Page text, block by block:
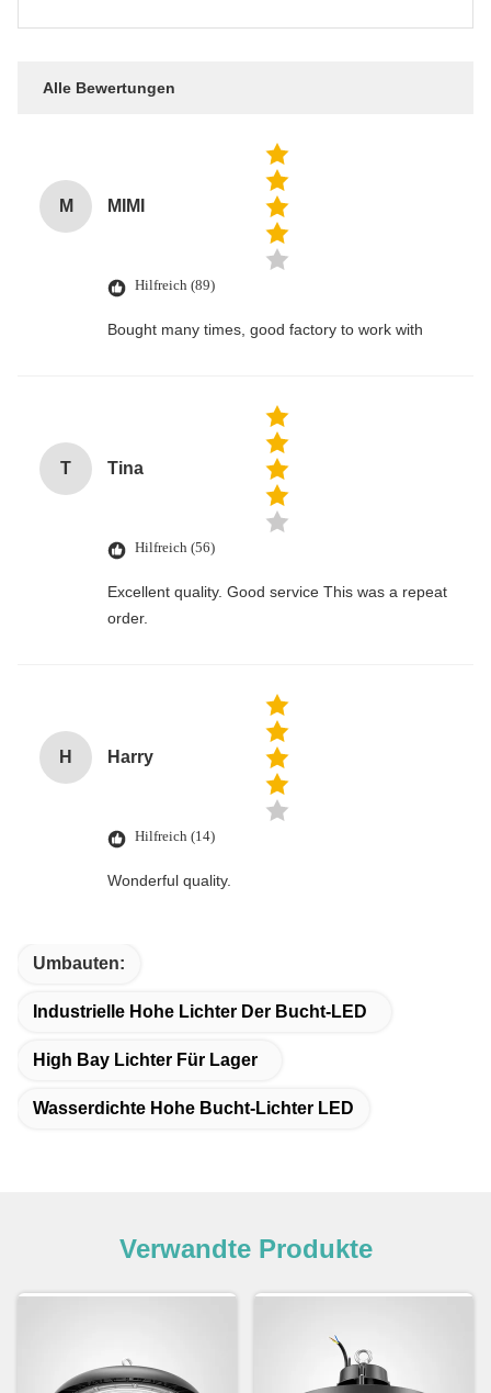
Alle Bewertungen
M MIMI
Hilfreich (89)
Bought many times, good factory to work with
T Tina
Hilfreich (56)
Excellent quality. Good service This was a repeat
order.
H Harry
Hilfreich (14)
Wonderful quality.
Umbauten:
Industrielle Hohe Lichter Der Bucht-LED
High Bay Lichter Für Lager
Wasserdichte Hohe Bucht-Lichter LED
Verwandte Produkte